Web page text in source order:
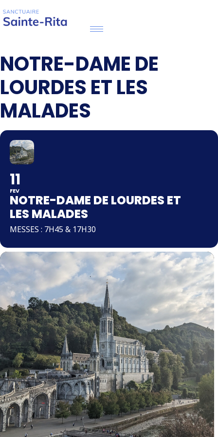
NOTRE-DAME DE
LOURDES ET LES
MALADES
11
FEV
NOTRE-DAME DE LOURDES ET
LES MALADES
MESSES : 7H45 & 17H30